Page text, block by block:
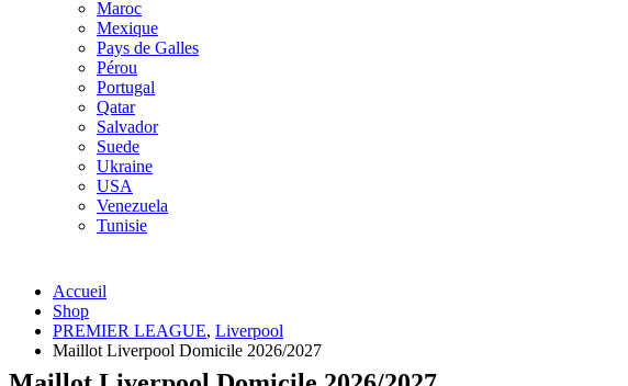
Maroc
Mexique
Pays de Galles
Pérou
Portugal
Qatar
Salvador
Suede
Ukraine
USA
Venezuela
Tunisie
Accueil
Shop
PREMIER LEAGUE, Liverpool
Maillot Liverpool Domicile 2026/2027